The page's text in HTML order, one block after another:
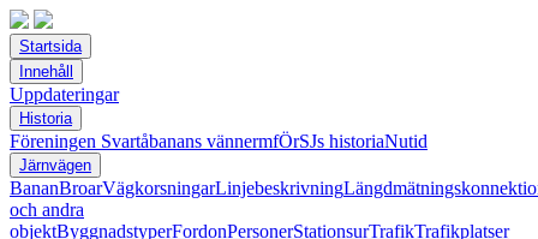
Startsida
Innehåll
Uppdateringar
Historia
Föreningen Svartåbanans vännermfÖrSJs historiaNutid
Järnvägen
BananBroarVägkorsningarLinjebeskrivning
och andra
objektByggnadstyperFordonPersonerStationsurTrafikTrafikplatser